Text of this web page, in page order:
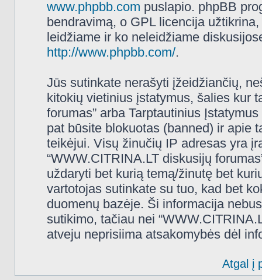
www.phpbb.com puslapio. phpBB
bendravimą, o GPL licencija
leidžiame ir ko neleidžiame
http://www.phpbb.com/.
Jūs sutinkate nerašyti įžeidžiančių,
kitokių vietinius įstatymus, šalies kur
forumas” arba Tarptautinius
pat būsite blokuotas (banned) ir apie
teikėjui. Visų žinučių IP adresas yra
“WWW.CITRINA.LT diskusijų
uždaryti bet kurią temą/žinutę bet
vartotojas sutinkate su tuo, kad bet
duomenų bazėje. Ši informacija
sutikimo, tačiau nei
atveju neprisiima atsakomybės dėl
Atgal į